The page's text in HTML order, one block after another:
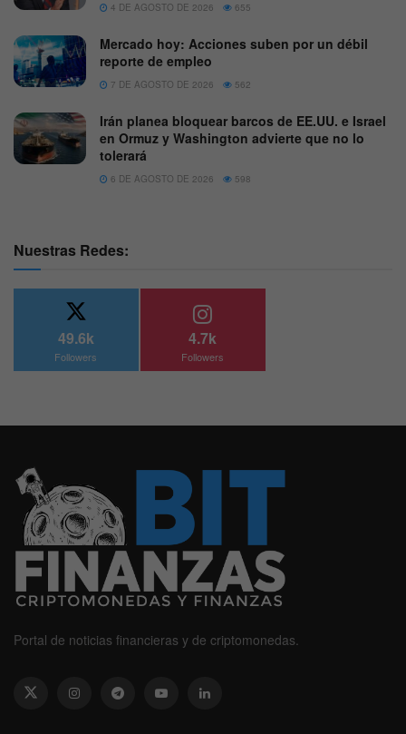
4 DE AGOSTO DE 2026 655
Mercado hoy: Acciones suben por un débil
reporte de empleo
7 DE AGOSTO DE 2026 562
Irán planea bloquear barcos de EE.UU. e Israel
en Ormuz y Washington advierte que no lo
tolerará
6 DE AGOSTO DE 2026 598
Nuestras Redes:
49.6k
Followers
4.7k
Followers
Portal de noticias financieras y de criptomonedas.